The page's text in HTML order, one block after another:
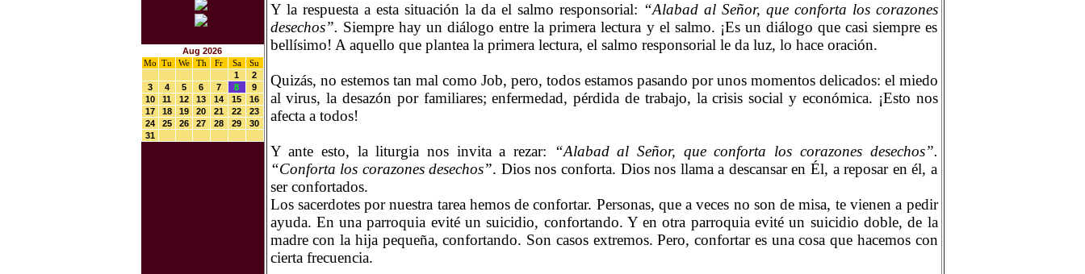
Aug 2026
Mo Tu We Th Fr Sa
Su
1
2
3
4 5 6 7 8
9
10
11 12 13 14 15
16
17
18 19 20 21 22
23
24
25 26 27 28 29
30
31
Y la respuesta a esta situación la da el salmo responsorial: “Alabad al Señor, que conforta los corazones
desechos”. Siempre hay un diálogo entre la primera lectura y el salmo. ¡Es un diálogo que casi siempre es
bellísimo! A aquello que plantea la primera lectura, el salmo responsorial le da luz, lo hace oración.
Quizás, no estemos tan mal como Job, pero, todos estamos pasando por unos momentos delicados: el miedo
al virus, la desazón por familiares; enfermedad, pérdida de trabajo, la crisis social y económica. ¡Esto nos
afecta a todos!
Y ante esto, la liturgia nos invita a rezar:
“Alabad al Señor, que conforta los corazones desechos”.
“Conforta los corazones desechos”. Dios nos conforta. Dios nos llama a descansar en Él, a reposar en él, a
ser confortados.
Los sacerdotes por nuestra tarea hemos de confortar. Personas, que a veces no son de misa, te vienen a pedir
ayuda. En una parroquia evité un suicidio, confortando. Y en otra parroquia evité un suicidio doble, de la
madre con la hija pequeña, confortando. Son casos extremos. Pero, confortar es una cosa que hacemos con
cierta frecuencia.